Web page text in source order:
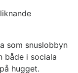
som snuslobbyn
både i sociala
hugget.